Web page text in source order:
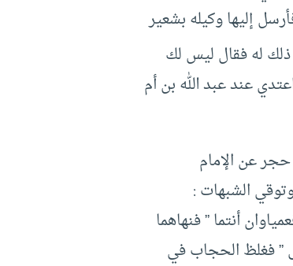
إليها وكيله بشعير
له فقال ليس لك
عند عبد الله بن أم
عن الإمام
الشبهات :
أنتما ” فنهاهما
” فغلظ الحجاب في